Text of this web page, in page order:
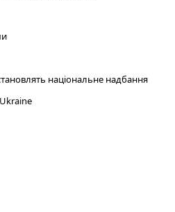
національне надбання